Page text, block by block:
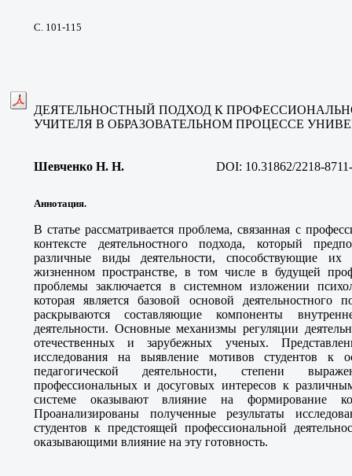
С. 101-115
ДЕЯТЕЛЬНОСТНЫЙ ПОДХОД К
УЧИТЕЛЯ В ОБРАЗОВАТЕЛЬНОМ ПРОЦЕССЕ
Шевченко Н. Н. DOI: 10.31862/2218-
Аннотация.
В статье рассматривается проблема, связанная с
контексте деятельностного подхода, который
различные виды деятельности, способствующие их
жизненном пространстве, в том числе в будущей
проблемы заключается в системном изложении
которая является базовой основой деятельностного
раскрываются составляющие компоненты
деятельности. Основные механизмы регуляции
отечественных и зарубежных ученых.
исследования на выявление мотивов студентов к
педагогической деятельности, степени
профессиональных и досуговых интересов к
системе оказывают влияние на формирование
Проанализированы полученные результаты
студентов к предстоящей профессиональной
оказывающими влияние на эту готовность.